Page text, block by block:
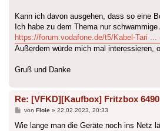
Kann ich davon ausgehen, dass so eine
Ich habe zu dem Thema nur schwammige
https://forum.vodafone.de/t5/Kabel-Tari ...
Außerdem würde mich mal interessieren,
Gruß und Danke
Re: [VFKD][Kaufbox] Fritzbox
Beitrag
von Flole» 22.02.2023, 20:33
Wie lange man die Geräte noch ins Netz